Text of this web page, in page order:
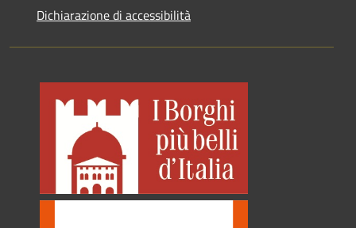
Dichiarazione di accessibilità